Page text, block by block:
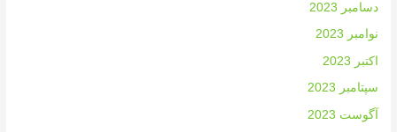
دسامبر 2023
نوامبر 2023
اکتبر 2023
سپتامبر 2023
آگوست 2023